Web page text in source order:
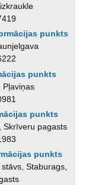
punkts
punkts
Pļaviņas
punkts
Skrīveru pagasts
punkts
Staburags,